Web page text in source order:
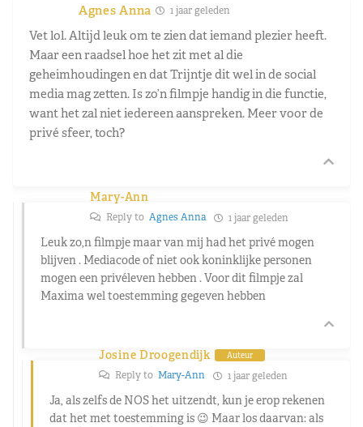
Agnes Anna 1 jaar geleden
Vet lol. Altijd leuk om te zien dat iemand plezier heeft.
Maar een raadsel hoe het zit met al die
geheimhoudingen en dat Trijntje dit wel in de social
media mag zetten. Is zo’n filmpje handig in die functie,
want het zal niet iedereen aanspreken. Meer voor de
privé sfeer, toch?
Mary-Ann
Reply to Agnes Anna 1 jaar geleden
Leuk zo,n filmpje maar van mij had het privé mogen
blijven . Mediacode of niet ook koninklijke personen
mogen een privéleven hebben . Voor dit filmpje zal
Maxima wel toestemming gegeven hebben
Josine Droogendijk Auteur
Reply to Mary-Ann 1 jaar geleden
Ja, als zelfs de NOS het uitzendt, kun je erop rekenen
dat het met toestemming is 😉 Maar los daarvan: als